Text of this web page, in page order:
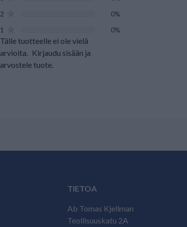
2
0%
1
0%
Tälle tuotteelle ei ole vielä
arvioita. Kirjaudu sisään ja
arvostele tuote.
TIETOA
Ab Tomas Kjellman
Teollisuuskatu 2A